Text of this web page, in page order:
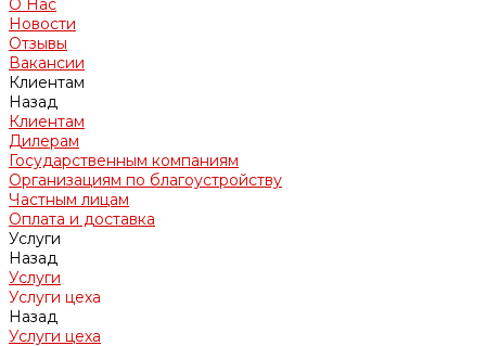
О Нас
Новости
Отзывы
Вакансии
Клиентам
Назад
Клиентам
Дилерам
Государственным компаниям
Организациям по благоустройству
Частным лицам
Оплата и доставка
Услуги
Назад
Услуги
Услуги цеха
Назад
Услуги цеха